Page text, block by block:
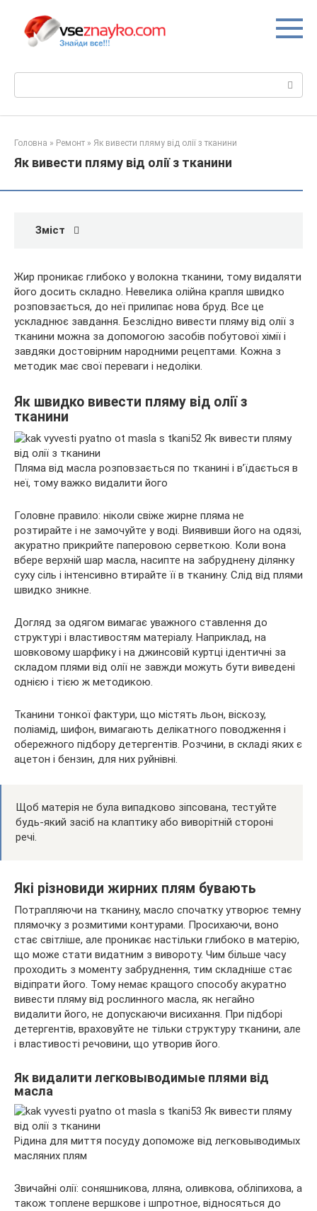
вмісту
Головна » Ремонт » Як вивести пляму від олії з тканини
Як вивести пляму від олії з тканини
Зміст
Жир проникає глибоко у волокна тканини, тому видаляти
його досить складно. Невелика олійна крапля швидко
розповзається, до неї прилипає нова бруд. Все це
ускладнює завдання. Безслідно вивести пляму від олії з
тканини можна за допомогою засобів побутової хімії і
завдяки достовірним народними рецептами. Кожна з
методик має свої переваги і недоліки.
Як швидко вивести пляму від олії з
тканини
Пляма від масла розповзається по тканині і в’їдається в
неї, тому важко видалити його
Головне правило: ніколи свіже жирне пляма не
розтирайте і не замочуйте у воді. Виявивши його на одязі,
акуратно прикрийте паперовою серветкою. Коли вона
вбере верхній шар масла, насипте на забруднену ділянку
суху сіль і інтенсивно втирайте її в тканину. Слід від плями
швидко зникне.
Догляд за одягом вимагає уважного ставлення до
структурі і властивостям матеріалу. Наприклад, на
шовковому шарфику і на джинсовій куртці ідентичні за
складом плями від олії не завжди можуть бути виведені
однією і тією ж методикою.
Тканини тонкої фактури, що містять льон, віскозу,
поліамід, шифон, вимагають делікатного поводження і
обережного підбору детергентів. Розчини, в складі яких є
ацетон і бензин, для них руйнівні.
Щоб матерія не була випадково зіпсована, тестуйте
будь-який засіб на клаптику або виворітній стороні
речі.
Які різновиди жирних плям бувають
Потрапляючи на тканину, масло спочатку утворює темну
плямочку з розмитими контурами. Просихаючи, воно
стає світліше, але проникає настільки глибоко в матерію,
що може стати видатним з вивороту. Чим більше часу
проходить з моменту забруднення, тим складніше стає
відіпрати його. Тому немає кращого способу акуратно
вивести пляму від рослинного масла, як негайно
видалити його, не допускаючи висихання. При підборі
детергентів, враховуйте не тільки структуру тканини, але
і властивості речовини, що утворив його.
Як видалити легковыводимые плями від
масла
Рідина для миття посуду допоможе від легковыводимых
масляних плям
Звичайні олії: соняшникова, лляна, оливкова, обліпихова, а
також топлене вершкове і шпротное, відносяться до